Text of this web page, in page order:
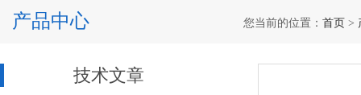
产品中心 您当前的位置： 首页 >
技术文章